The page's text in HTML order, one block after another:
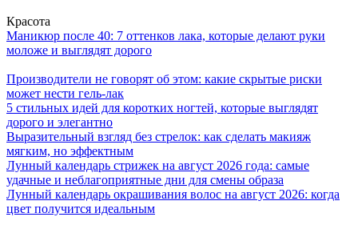
Красота
Маникюр после 40: 7 оттенков лака, которые делают руки
моложе и выглядят дорого
Производители не говорят об этом: какие скрытые риски
может нести гель-лак
5 стильных идей для коротких ногтей, которые выглядят
дорого и элегантно
Выразительный взгляд без стрелок: как сделать макияж
мягким, но эффектным
Лунный календарь стрижек на август 2026 года: самые
удачные и неблагоприятные дни для смены образа
Лунный календарь окрашивания волос на август 2026: когда
цвет получится идеальным